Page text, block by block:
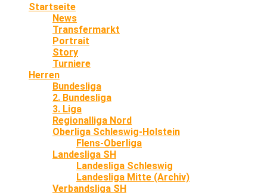
Startseite
News
Transfermarkt
Portrait
Story
Turniere
Herren
Bundesliga
2. Bundesliga
3. Liga
Regionalliga Nord
Oberliga Schleswig-Holstein
Flens-Oberliga
Landesliga SH
Landesliga Schleswig
Landesliga Mitte (Archiv)
Verbandsliga SH